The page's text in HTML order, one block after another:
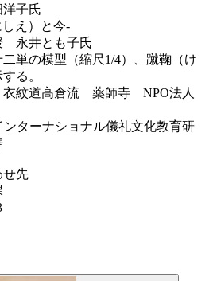
子氏
え）と今‐
永井とも子氏
単の模型（縮尺1/4）、蹴鞠（け
る。
紋道高倉流 薬師寺 NPO法人
ショナル儀礼文化教育研
せ先